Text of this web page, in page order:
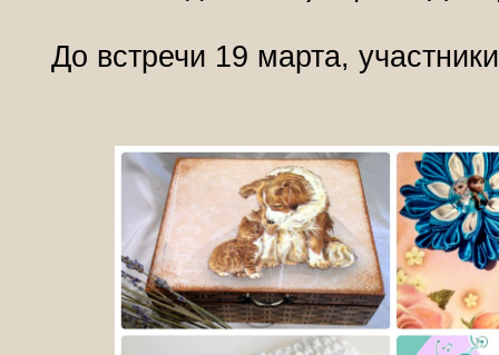
До встречи 19 марта,